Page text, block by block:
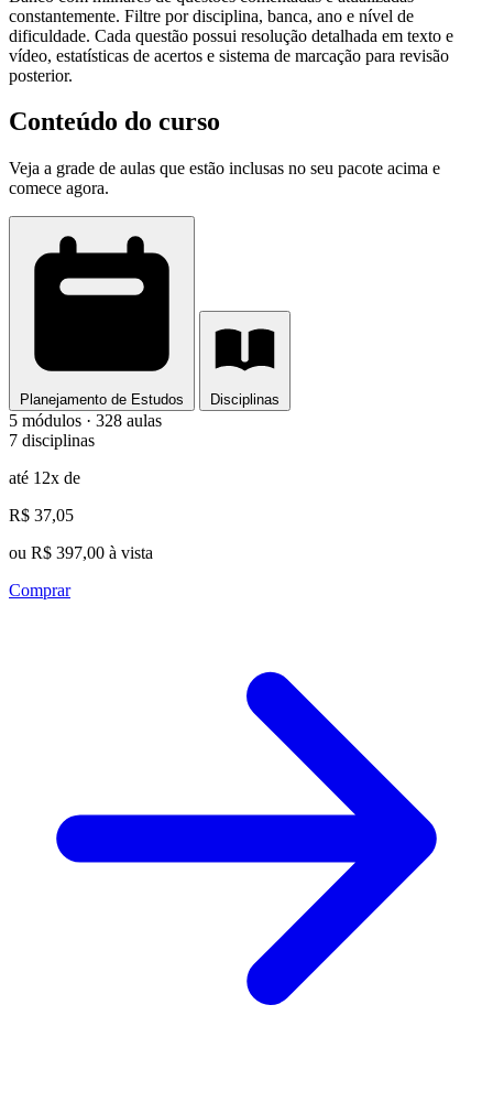
constantemente. Filtre por disciplina, banca, ano e nível de
dificuldade. Cada questão possui resolução detalhada em texto e
vídeo, estatísticas de acertos e sistema de marcação para revisão
posterior.
Conteúdo do curso
Veja a grade de aulas que estão inclusas no seu pacote acima e
comece agora.
Planejamento de Estudos Disciplinas
5 módulos · 328 aulas
7 disciplinas
até 12x de
R$ 37,05
ou R$ 397,00 à vista
Comprar